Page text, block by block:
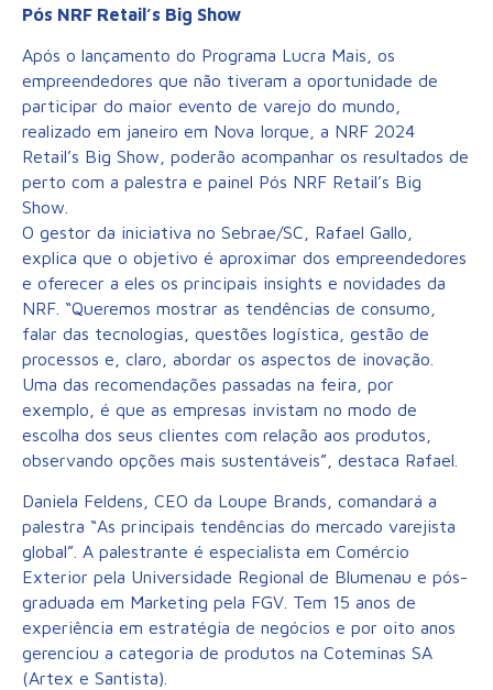
Pós NRF Retail’s Big Show
Após o lançamento do Programa Lucra Mais, os
empreendedores que não tiveram a oportunidade de
participar do maior evento de varejo do mundo,
realizado em janeiro em Nova Iorque, a NRF 2024
Retail’s Big Show, poderão acompanhar os resultados de
perto com a palestra e painel Pós NRF Retail’s Big
Show.
O gestor da iniciativa no Sebrae/SC, Rafael Gallo,
explica que o objetivo é aproximar dos empreendedores
e oferecer a eles os principais insights e novidades da
NRF. “Queremos mostrar as tendências de consumo,
falar das tecnologias, questões logística, gestão de
processos e, claro, abordar os aspectos de inovação.
Uma das recomendações passadas na feira, por
exemplo, é que as empresas invistam no modo de
escolha dos seus clientes com relação aos produtos,
observando opções mais sustentáveis”, destaca Rafael.
Daniela Feldens, CEO da Loupe Brands, comandará a
palestra “As principais tendências do mercado varejista
global”. A palestrante é especialista em Comércio
Exterior pela Universidade Regional de Blumenau e pós-
graduada em Marketing pela FGV. Tem 15 anos de
experiência em estratégia de negócios e por oito anos
gerenciou a categoria de produtos na Coteminas SA
(Artex e Santista).